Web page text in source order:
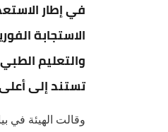
في إطار
الاستجابة
والتعليم
تستند إلى
وقالت الهيئة في